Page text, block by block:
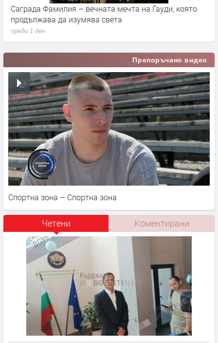
Саграда Фамилия – вечната мечта на Гауди, която
продължава да изумява света
преди 1 ден
Препоръчано видео
Спортна зона – Спортна зона
Четени Коментирани